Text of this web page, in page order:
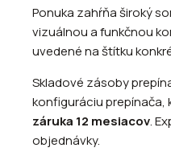
Ponuka zahŕňa široký
vizuálnou a funkčnou
uvedené na štítku
Skladové zásoby
konfiguráciu prepínača,
záruka 12 mesiacov.
objednávky.